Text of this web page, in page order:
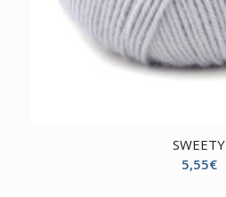
SWEETY
5,55€